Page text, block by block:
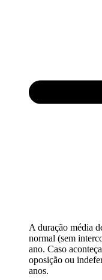
A duração média
normal (sem
ano. Caso
oposição ou
anos.